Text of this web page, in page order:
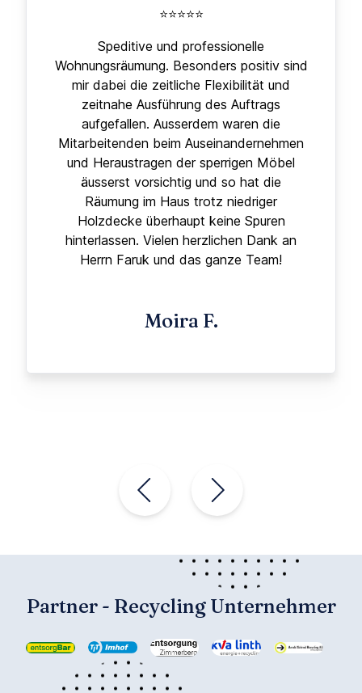
⭐⭐⭐⭐⭐
Speditive und professionelle
Wohnungsräumung. Besonders positiv sind
mir dabei die zeitliche Flexibilität und
zeitnahe Ausführung des Auftrags
aufgefallen. Ausserdem waren die
Mitarbeitenden beim Auseinandernehmen
und Heraustragen der sperrigen Möbel
äusserst vorsichtig und so hat die
Räumung im Haus trotz niedriger
Holzdecke überhaupt keine Spuren
hinterlassen. Vielen herzlichen Dank an
Herrn Faruk und das ganze Team!
Moira F.
Partner - Recycling Unternehmer